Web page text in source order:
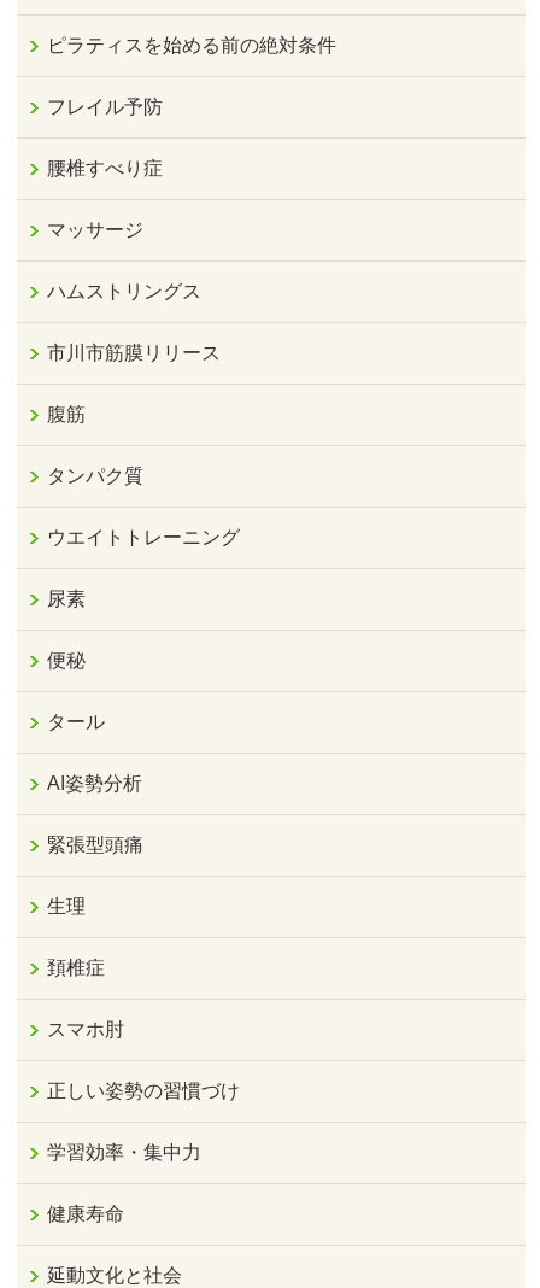
ピラティスを始める前の絶対条件
フレイル予防
腰椎すべり症
マッサージ
ハムストリングス
市川市筋膜リリース
腹筋
タンパク質
ウエイトトレーニング
尿素
便秘
タール
AI姿勢分析
緊張型頭痛
生理
頚椎症
スマホ肘
正しい姿勢の習慣づけ
学習効率・集中力
健康寿命
延動文化と社会